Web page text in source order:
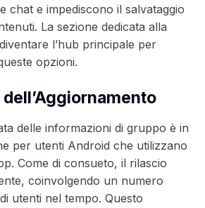
chat e impediscono il salvataggio
La sezione dedicata alla
l’hub principale per
opzioni.
delle informazioni di gruppo è in
per utenti Android che utilizzano
Come di consueto, il rilascio
coinvolgendo un numero
utenti nel tempo. Questo